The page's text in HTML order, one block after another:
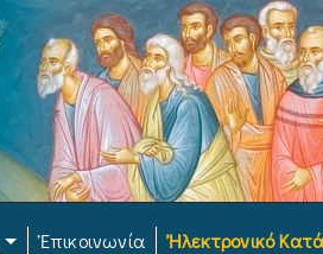
Ἐπικοινωνία Ἠλεκτρονικό